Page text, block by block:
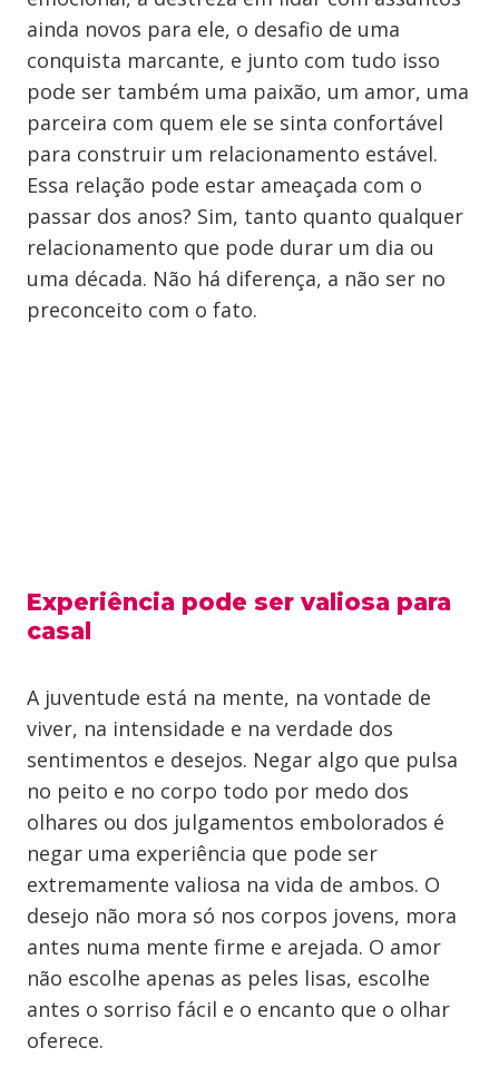
ainda novos para ele, o desafio de uma
conquista marcante, e junto com tudo isso
pode ser também uma paixão, um amor, uma
parceira com quem ele se sinta confortável
para construir um relacionamento estável.
Essa relação pode estar ameaçada com o
passar dos anos? Sim, tanto quanto qualquer
relacionamento que pode durar um dia ou
uma década. Não há diferença, a não ser no
preconceito com o fato.
Experiência pode ser valiosa para
casal
A juventude está na mente, na vontade de
viver, na intensidade e na verdade dos
sentimentos e desejos. Negar algo que pulsa
no peito e no corpo todo por medo dos
olhares ou dos julgamentos embolorados é
negar uma experiência que pode ser
extremamente valiosa na vida de ambos. O
desejo não mora só nos corpos jovens, mora
antes numa mente firme e arejada. O amor
não escolhe apenas as peles lisas, escolhe
antes o sorriso fácil e o encanto que o olhar
oferece.